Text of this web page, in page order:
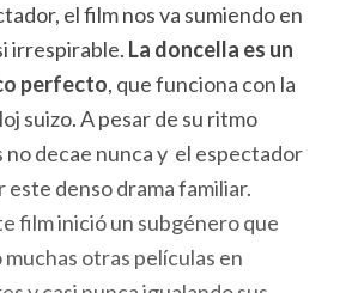
el film nos va sumiendo en
irrespirable. La doncella es un
perfecto, que funciona con la
suizo. A pesar de su ritmo
no decae nunca y el espectador
este denso drama familiar.
film inició un subgénero que
otras películas en